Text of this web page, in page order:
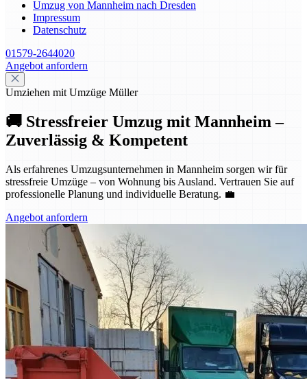
Umzug von Mannheim nach Dresden
Impressum
Datenschutz
01579-2644020
Angebot anfordern
Umziehen mit Umzüge Müller
🚚 Stressfreier Umzug mit Mannheim –
Zuverlässig & Kompetent
Als erfahrenes Umzugsunternehmen in Mannheim sorgen wir für
stressfreie Umzüge – von Wohnung bis Ausland. Vertrauen Sie auf
professionelle Planung und individuelle Beratung. 💼
Angebot anfordern